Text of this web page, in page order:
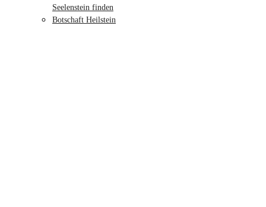
Seelenstein finden
Botschaft Heilstein